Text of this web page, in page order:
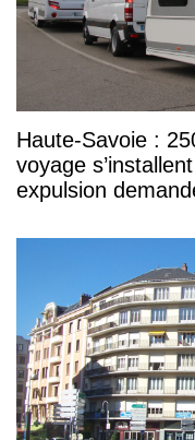
Haute-Savoie :
voyage
expulsion